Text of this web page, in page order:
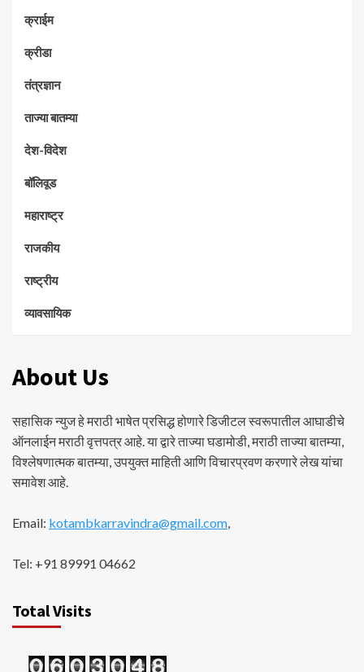
क्राईम
क्रीडा
तंत्रज्ञान
ताज्या बातम्या
देश-विदेश
बॉलिवूड
महाराष्ट्र
राजकीय
राष्ट्रीय
व्यावसायिक
About Us
सहासिक न्युज हे मराठी भाषेत प्रसिद्ध होणारे डिजीटल स्वरूपातील आघाडीचे
ऑनलाईन मराठी वृत्तपत्र आहे. या द्वारे ताज्या घडामोडी, मराठी ताज्या बातम्या,
विश्लेषणात्मक बातम्या, उपयुक्त माहिती आणि विचारप्रवण करणारे लेख यांचा
समावेश आहे.
Email: kotambkarravindra@gmail.com
Tel: +91 89991 04662
Total Visits